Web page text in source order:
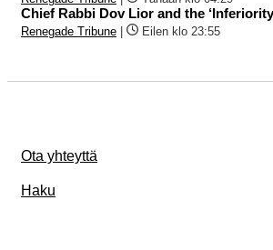
Chief Rabbi Dov Lior and the
Renegade Tribune | Eilen klo 23:55
Ota yhteyttä
Haku